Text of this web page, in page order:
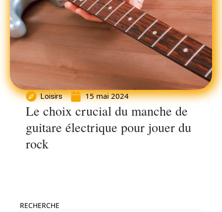
Loisirs 15 mai 2024
Le choix crucial du manche de
guitare électrique pour jouer du
rock
RECHERCHE